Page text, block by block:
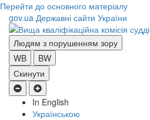
Перейти до основного матеріалу
gov.ua Державні сайти України
Людям з порушенням зору
WB
BW
Скинути
In English
Українською